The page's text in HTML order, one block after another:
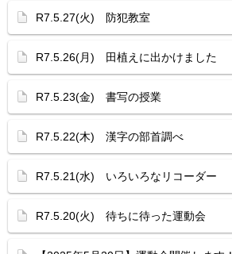
R7.5.27(火) 防犯教室
R7.5.26(月) 田植えに出かけました
R7.5.23(金) 書写の授業
R7.5.22(木) 漢字の部首調べ
R7.5.21(水) いろいろなリコーダー
R7.5.20(火) 待ちに待った運動会